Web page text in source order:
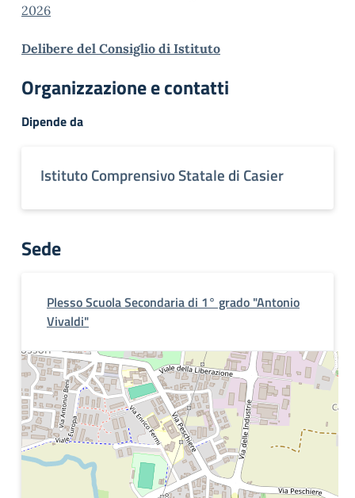
2026
Delibere del Consiglio di Istituto
Organizzazione e contatti
Dipende da
Istituto Comprensivo Statale di Casier
Sede
Plesso Scuola Secondaria di 1° grado "Antonio
Vivaldi"